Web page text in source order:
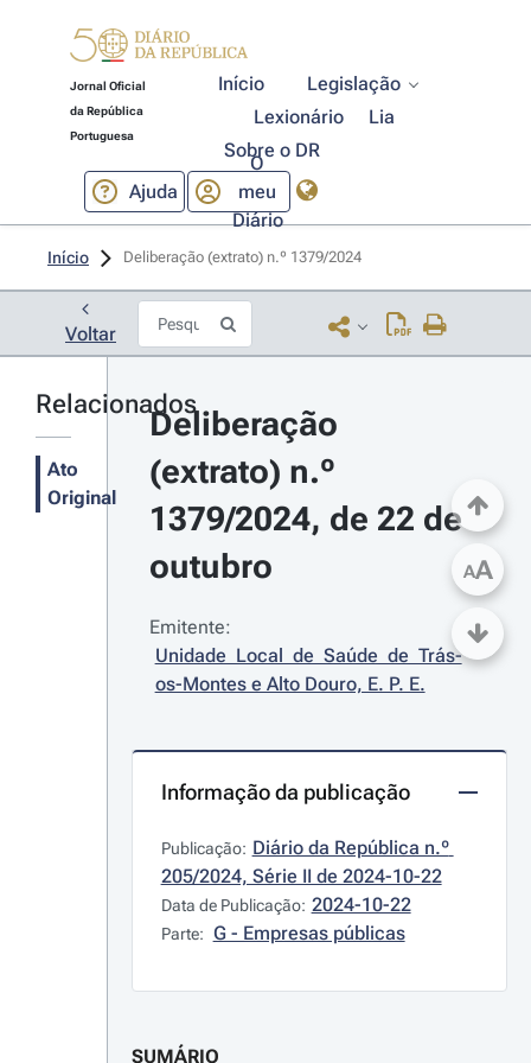
Jornal Oficial
da República
Portuguesa
Início
Legislação
Lexionário
Lia
Sobre o DR
Ajuda
O
meu
Diário
Início Deliberação (extrato) n.º 1379/2024
Voltar
Relacionados
Ato
Original
Deliberação
(extrato) n.º
1379/2024, de 22 de
outubro
Emitente:
Unidade Local de Saúde de Trás-
os-Montes e Alto Douro, E. P. E.
Informação da publicação
Publicação: Diário da República n.º
205/2024, Série II de 2024-10-22
Data de Publicação: 2024-10-22
Parte: G - Empresas públicas
SUMÁRIO
AA